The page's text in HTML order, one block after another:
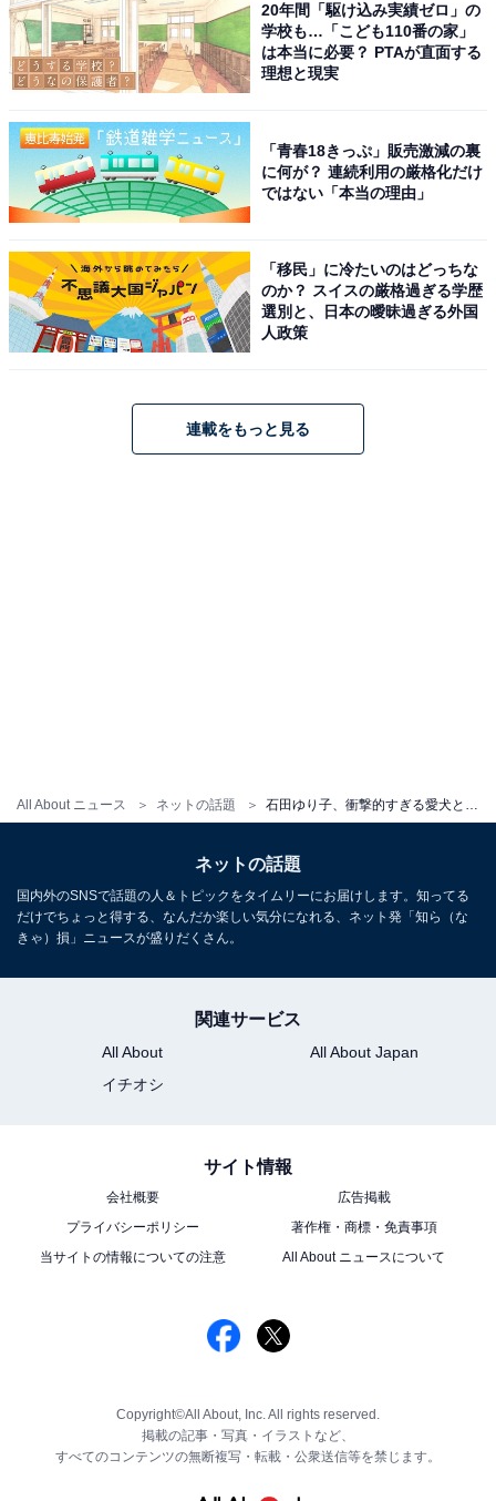
All About ニュース ネットの話題
20年間「駆け込み実績ゼロ」の
学校も…「こども110番の家」
は本当に必要？ PTAが直面する
理想と現実
「青春18きっぷ」販売激減の裏
に何が？ 連続利用の厳格化だけ
ではない「本当の理由」
「移民」に冷たいのはどっちな
のか？ スイスの厳格過ぎる学歴
選別と、日本の曖昧過ぎる外国
人政策
連載をもっと見る
ネットの話題
国内外のSNSで話題の人＆トピックをタイムリーにお届けします。知ってる
だけでちょっと得する、なんだか楽しい気分になれる、ネット発「知ら（な
きゃ）損」ニュースが盛りだくさん。
関連サービス
All About
All About Japan
イチオシ
サイト情報
会社概要
広告掲載
プライバシーポリシー
著作権・商標・免責事項
当サイトの情報についての注意
All About ニュースについて
Copyright©All About, Inc. All rights reserved.
掲載の記事・写真・イラストなど、
すべてのコンテンツの無断複写・転載・公衆送信等を禁じます。